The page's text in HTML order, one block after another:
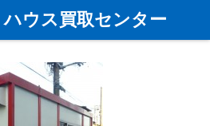
ハウス買取センター